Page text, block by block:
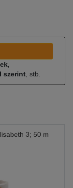
szerint , stb.
3; 50 m